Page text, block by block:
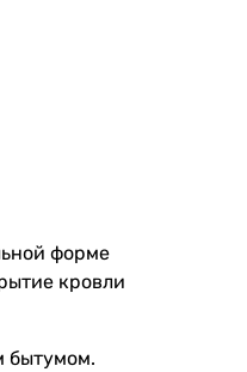
форме
кровли
бытумом.